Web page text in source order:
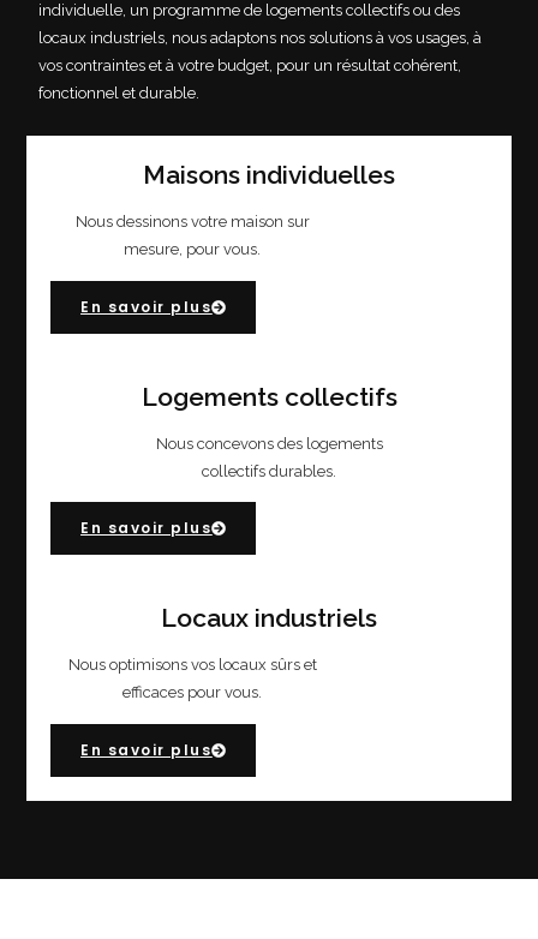
individuelle, un programme de logements collectifs ou des
locaux industriels, nous adaptons nos solutions à vos usages, à
vos contraintes et à votre budget, pour un résultat cohérent,
fonctionnel et durable.
Maisons individuelles
Nous dessinons votre maison sur
mesure, pour vous.
En savoir plus
Logements collectifs
Nous concevons des logements
collectifs durables.
En savoir plus
Locaux industriels
Nous optimisons vos locaux sûrs et
efficaces pour vous.
En savoir plus